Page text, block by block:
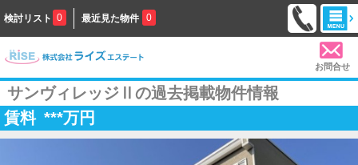
検討リスト 0 最近見た物件 0
お問合せ
サンヴィレッジⅡの過去掲載物件情報
賃料 ***万円